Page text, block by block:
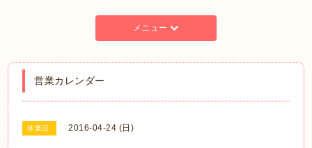
メニュー
営業カレンダー
休業日 2016-04-24 (日)